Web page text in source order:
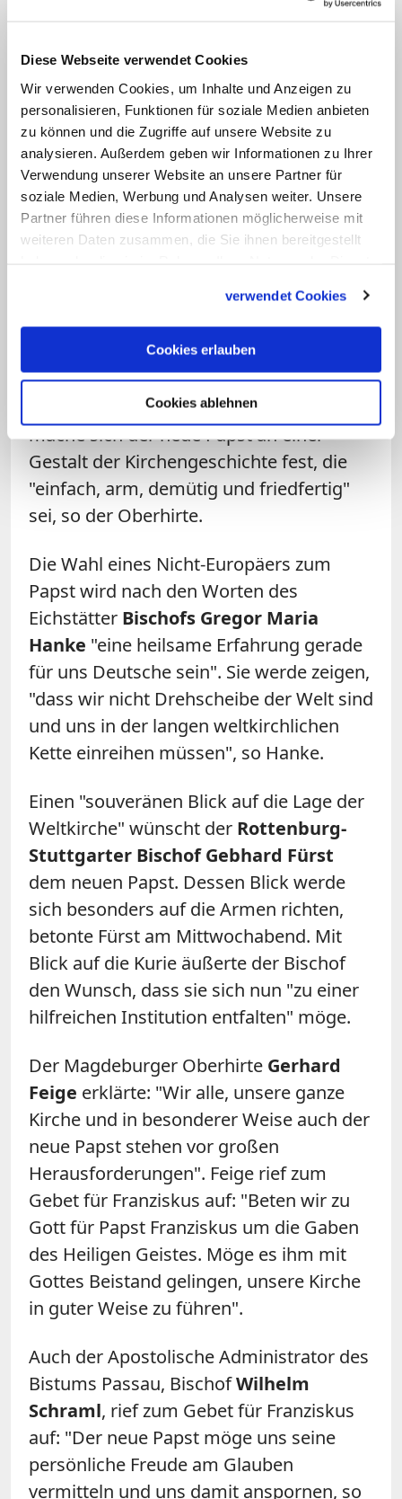
Diese Webseite verwendet Cookies
Wir verwenden Cookies, um Inhalte und Anzeigen zu
personalisieren, Funktionen für soziale Medien anbieten
zu können und die Zugriffe auf unsere Website zu
analysieren. Außerdem geben wir Informationen zu Ihrer
Verwendung unserer Website an unsere Partner für
soziale Medien, Werbung und Analysen weiter. Unsere
Partner führen diese Informationen möglicherweise mit
weiteren Daten zusammen, die Sie ihnen bereitgestellt
verwendet Cookies
Cookies erlauben
Cookies ablehnen
zusammenstehen müssten. "Das sind
Zeichen", so Genn.
Genauso begeistert zeigte sich der
Paderborner Erzbischof Hans-Josef
Becker: "Dieser Papst ist den Menschen
zugewandt, das spürte man schon in den
ersten wenigen Augenblicken nach dem
Konklave."
Bischof Heinz Josef
Algermissensieht in dem neuen
Pontifex "einen bescheidenen und
konsequenten Mann, der die Armut
sucht". Mit der Namenswahl "Franziskus"
mache sich der neue Papst an einer
Gestalt der Kirchengeschichte fest, die
"einfach, arm, demütig und friedfertig"
sei, so der Oberhirte.
Die Wahl eines Nicht-Europäers zum
Papst wird nach den Worten des
Eichstätter Bischofs Gregor Maria
Hanke "eine heilsame Erfahrung gerade
für uns Deutsche sein". Sie werde zeigen,
"dass wir nicht Drehscheibe der Welt sind
und uns in der langen weltkirchlichen
Kette einreihen müssen", so Hanke.
Einen "souveränen Blick auf die Lage der
Weltkirche" wünscht der Rottenburg-
Stuttgarter Bischof Gebhard Fürst
dem neuen Papst. Dessen Blick werde
sich besonders auf die Armen richten,
betonte Fürst am Mittwochabend. Mit
Blick auf die Kurie äußerte der Bischof
den Wunsch, dass sie sich nun "zu einer
hilfreichen Institution entfalten" möge.
Der Magdeburger Oberhirte Gerhard
Feige erklärte: "Wir alle, unsere ganze
Kirche und in besonderer Weise auch der
neue Papst stehen vor großen
Herausforderungen". Feige rief zum
Gebet für Franziskus auf: "Beten wir zu
Gott für Papst Franziskus um die Gaben
des Heiligen Geistes. Möge es ihm mit
Gottes Beistand gelingen, unsere Kirche
in guter Weise zu führen".
Auch der Apostolische Administrator des
Bistums Passau, BischofWilhelm
Schraml, rief zum Gebet für Franziskus
auf: "Der neue Papst möge uns seine
persönliche Freude am Glauben
vermitteln und uns damit anspornen, so